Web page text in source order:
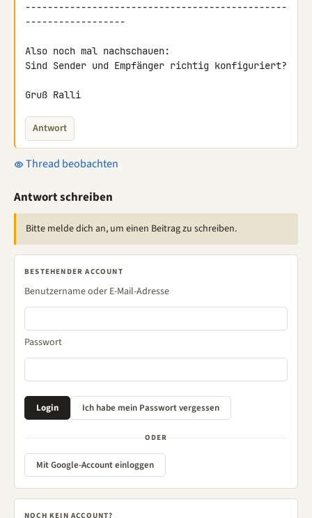
-----------------------------------------------
------------------
Also noch mal nachschauen:
Sind Sender und Empfänger richtig konfiguriert?
Gruß Ralli
Antwort
Thread beobachten
Antwort schreiben
Bitte melde dich an, um einen Beitrag zu schreiben.
BESTEHENDER ACCOUNT
Benutzername oder E-Mail-Adresse
Passwort
ODER
Mit Google-Account einloggen
NOCH KEIN ACCOUNT?